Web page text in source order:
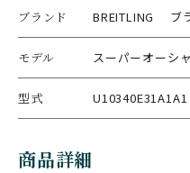
ブランド BREITLING ブ
モデル スーパーオーシ
型式
商品詳細